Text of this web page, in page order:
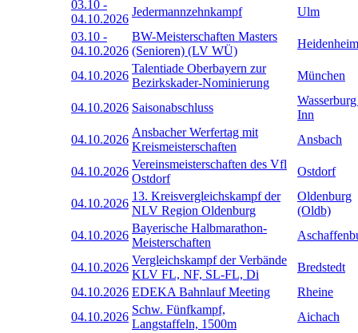
03.10 -
04.10.2026
Jedermannzehnkampf
Ulm
03.10 -
04.10.2026
BW-Meisterschaften Masters
(Senioren) (LV WÜ)
Heidenheim
04.10.2026
Talentiade Oberbayern zur
Bezirkskader-Nominierung
München
04.10.2026 Saisonabschluss
Inn
04.10.2026
Ansbacher Werfertag mit
Kreismeisterschaften
Ansbach
04.10.2026
Vereinsmeisterschaften des Vfl
Ostdorf
Ostdorf
04.10.2026
13. Kreisvergleichskampf der
NLV Region Oldenburg
Oldenburg
(Oldb)
04.10.2026
Bayerische Halbmarathon-
Meisterschaften
04.10.2026
Vergleichskampf der Verbände
KLV FL, NF, SL-FL, Di
Bredstedt
04.10.2026 EDEKA Bahnlauf Meeting
Rheine
04.10.2026
Schw. Fünfkampf,
Langstaffeln, 1500m
Aichach